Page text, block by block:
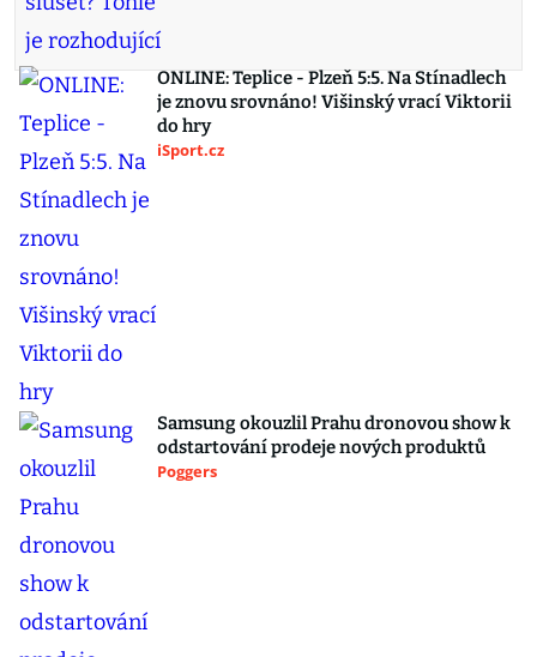
ONLINE: Teplice - Plzeň 5:5. Na Stínadlech
je znovu srovnáno! Višinský vrací Viktorii
do hry
iSport.cz
Samsung okouzlil Prahu dronovou show k
odstartování prodeje nových produktů
Poggers